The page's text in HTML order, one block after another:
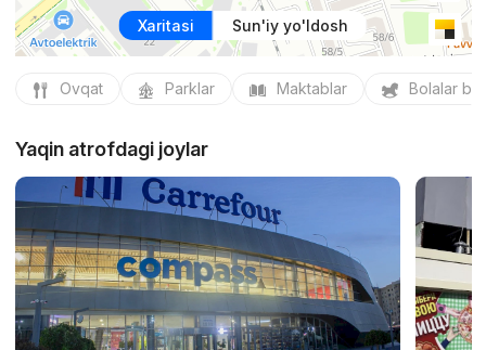
Xaritasi Sun'iy yo'ldosh
Ovqat Parklar Maktablar Bolalar
Yaqin atrofdagi joylar